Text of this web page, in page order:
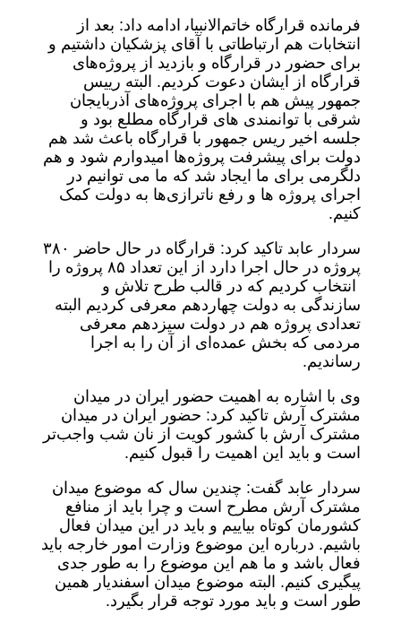
فرمانده قرارگاه خاتم‌الانبیاﯨ ادامه داد: بعد از
انتخابات هم ارتباطاتی با آقای پزشکیان داشتیم و
برای حضور در قرارگاه و بازدید از پروژه‌های
قرارگاه از ایشان دعوت کردیم. البته رییس
جمهور پیش هم با اجرای پروژه‌های آذربایجان
شرقی با توانمندی های قرارگاه مطلع بود و
جلسه اخیر ریس جمهور با قرارگاه باعث شد هم
دولت برای پیشرفت پروژه‌ها امیدوارم شود و هم
دلگرمی برای ما ایجاد شد که ما می توانیم در
اجرای پروژه ‌ها و رفع ناترازی‌ها به دولت کمک
کنیم.
سردار عابد تاکید کرد: قرارگاه در حال حاضر ٣٨٠
پروژه در حال اجرا دارد از این تعداد ٨۵ پروژه‌ را
انتخاب کردیم که در قالب طرح تلاش و
سازندگی به دولت چهاردهم معرفی کردیم البته
تعدادی پروژه هم در دولت سیزدهم معرفی
مردمی که بخش عمده‌ای از آن را به اجرا
رساندیم.
وی با اشاره به اهمیت حضور ایران در میدان
مشترک آرش تاکید کرد: حضور ایران در میدان
مشترک آرش با کشور کویت از نان شب واجب‌تر
است و باید این اهمیت را قبول کنیم.
سردار عابد گفت: چندین سال که موضوع میدان
مشترک آرش مطرح است و چرا باید از منافع
کشورمان کوتاه بیاییم و باید در این میدان فعال
باشیم. درباره این موضوع وزارت امور خارجه باید
فعال باشد و ما هم این موضوع را به طور جدی
پیگیری کنیم. البته موضوع میدان اسفندیار همین
طور است و باید مورد توجه قرار بگیرد.